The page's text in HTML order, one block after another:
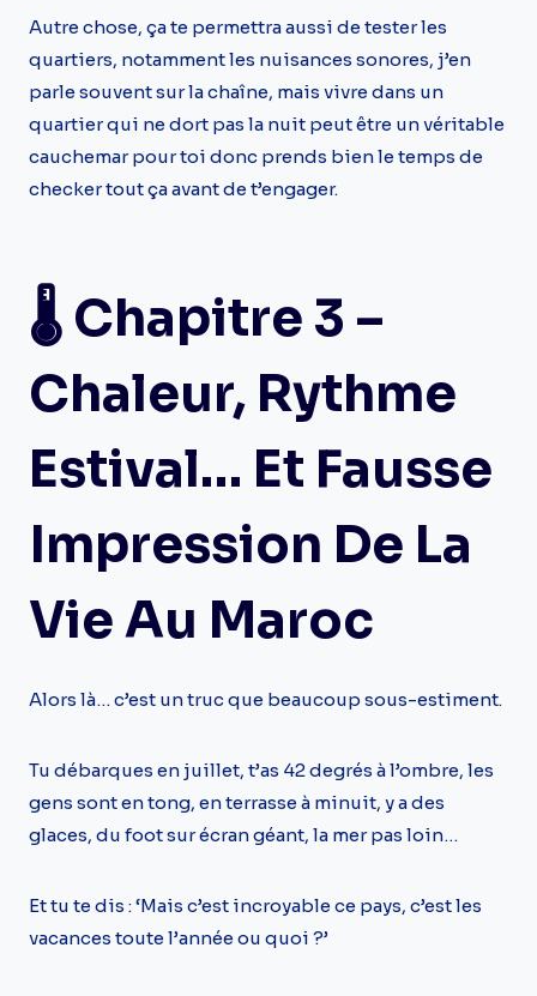
Autre chose, ça te permettra aussi de tester les
quartiers, notamment les nuisances sonores, j’en
parle souvent sur la chaîne, mais vivre dans un
quartier qui ne dort pas la nuit peut être un véritable
cauchemar pour toi donc prends bien le temps de
checker tout ça avant de t’engager.
🌡️ Chapitre 3 –
Chaleur, Rythme
Estival… Et Fausse
Impression De La
Vie Au Maroc
Alors là… c’est un truc que beaucoup sous-estiment.
Tu débarques en juillet, t’as 42 degrés à l’ombre, les
gens sont en tong, en terrasse à minuit, y a des
glaces, du foot sur écran géant, la mer pas loin…
Et tu te dis : ‘Mais c’est incroyable ce pays, c’est les
vacances toute l’année ou quoi ?’